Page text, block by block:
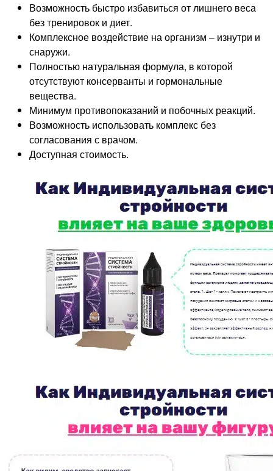
Возможность быстро избавиться от лишнего веса
без тренировок и диет.
Комплексное воздействие на организм – изнутри и
снаружи.
Полностью натуральная формула, в которой
отсутствуют консерванты и гормональные
вещества.
Минимум противопоказаний и побочных реакций.
Возможность использовать комплекс без
согласования с врачом.
Доступная стоимость.